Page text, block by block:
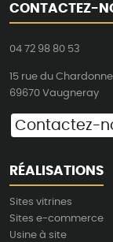
CONTACTEZ-
04 72 98 80 53
15 rue du
69670 Vaugneray
Contactez-
RÉALISATIONS
Sites vitrines
Sites e-commerce
Usine à site